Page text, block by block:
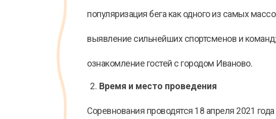
популяризация бега как одного из самых
выявление сильнейших спортсменов и команд;
ознакомление гостей с городом Иваново.
Время и место проведения
Соревнования проводятся 18 апреля 2021